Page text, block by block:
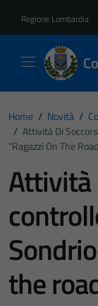
Regione Lombardia
Home / Novità /
/ Attività Di
“Ragazzi On The
Attività
the